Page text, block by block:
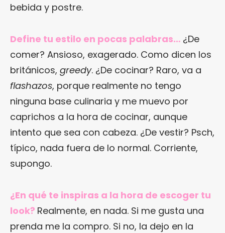
bebida y postre.
Define tu estilo en pocas palabras… ¿De
comer? Ansioso, exagerado. Como dicen los
británicos, greedy. ¿De cocinar? Raro, va a
flashazos, porque realmente no tengo
ninguna base culinaria y me muevo por
caprichos a la hora de cocinar, aunque
intento que sea con cabeza. ¿De vestir? Psch,
típico, nada fuera de lo normal. Corriente,
supongo.
¿En qué te inspiras a la hora de escoger tu
look? Realmente, en nada. Si me gusta una
prenda me la compro. Si no, la dejo en la